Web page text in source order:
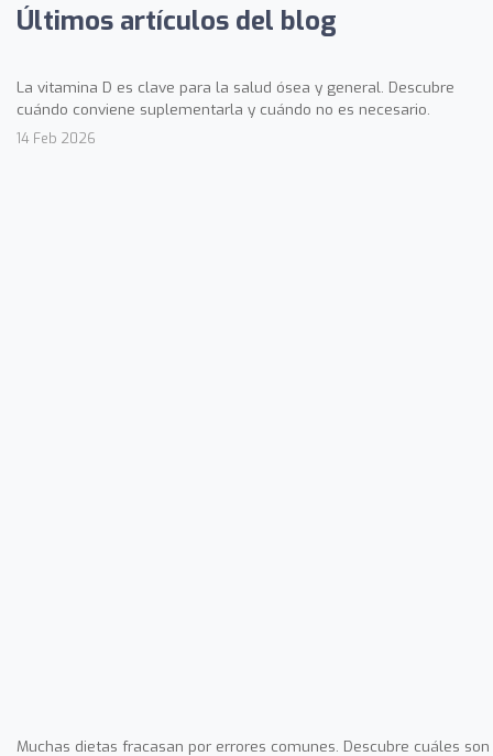
Últimos artículos del blog
La vitamina D es clave para la salud ósea y general. Descubre
cuándo conviene suplementarla y cuándo no es necesario.
14 Feb 2026
Muchas dietas fracasan por errores comunes. Descubre cuáles son